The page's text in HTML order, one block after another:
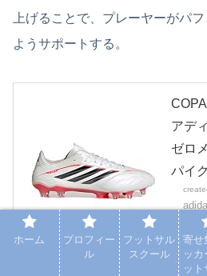
上げることで、プレーヤーがパ
ようサポートする。
アデ
ゼロ
パイ
ホーム
プロフィー
ル
フットサル
スクール
寄せ
ッカ
ッ